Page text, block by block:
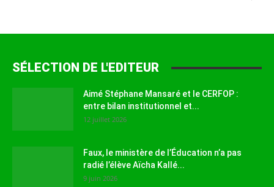
SÉLECTION DE L'EDITEUR
Aimé Stéphane Mansaré et le CERFOP :
entre bilan institutionnel et...
12 juillet 2026
Faux, le ministère de l’Éducation n’a pas
radié l’élève Aïcha Kallé...
9 juin 2026